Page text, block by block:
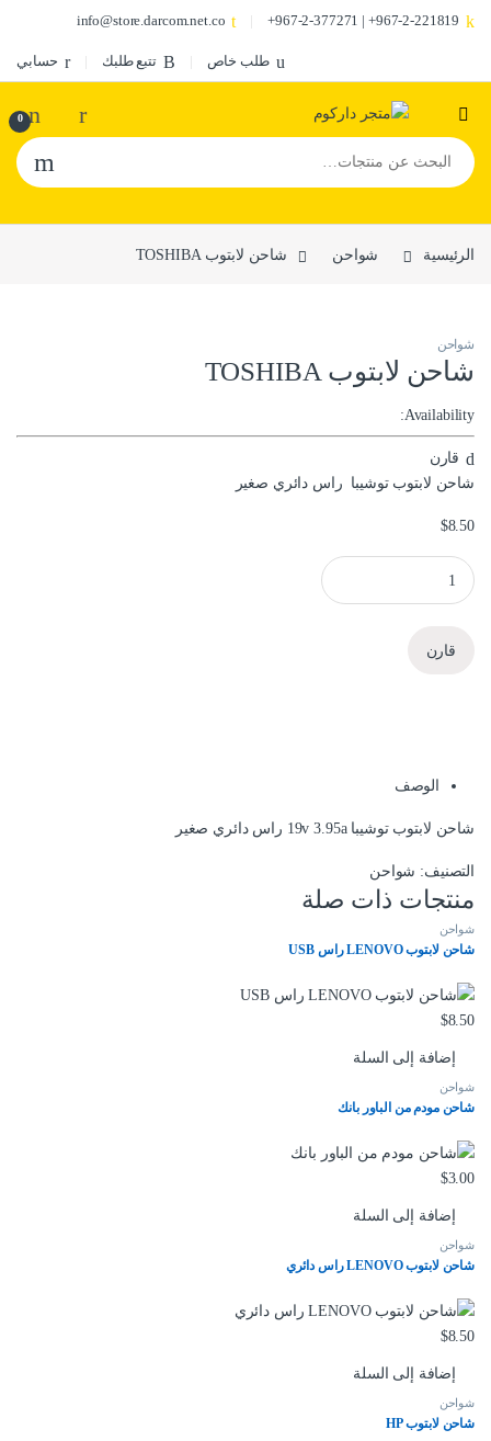
967-2-221819+ | 967-2-377271+
info@store.darcom.net.co
طلب خاص تتبع طلبك حسابي
0
البحث عن:
الرئيسية شواحن شاحن لابتوب TOSHIBA
شواحن
شاحن لابتوب TOSHIBA
Availability:
قارن
شاحن لابتوب توشيبا راس دائري صغير
$8.50
شاحن لابتوب TOSHIBA quantity
قارن
الوصف
شاحن لابتوب توشيبا 19v 3.95a راس دائري صغير
التصنيف: شواحن
منتجات ذات صلة
شواحن
شاحن لابتوب LENOVO راس USB
$8.50
إضافة إلى السلة
شواحن
شاحن مودم من الباور بانك
$3.00
إضافة إلى السلة
شواحن
شاحن لابتوب LENOVO راس دائري
$8.50
إضافة إلى السلة
شواحن
شاحن لابتوب HP